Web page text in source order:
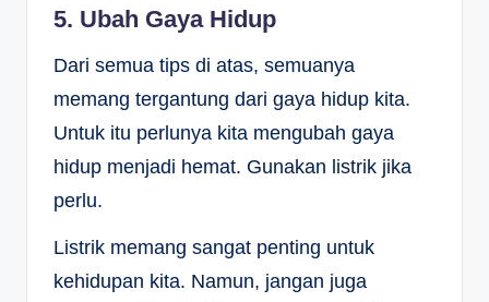
5. Ubah Gaya Hidup
Dari semua tips di atas, semuanya
memang tergantung dari gaya hidup kita.
Untuk itu perlunya kita mengubah gaya
hidup menjadi hemat. Gunakan listrik jika
perlu.
Listrik memang sangat penting untuk
kehidupan kita. Namun, jangan juga